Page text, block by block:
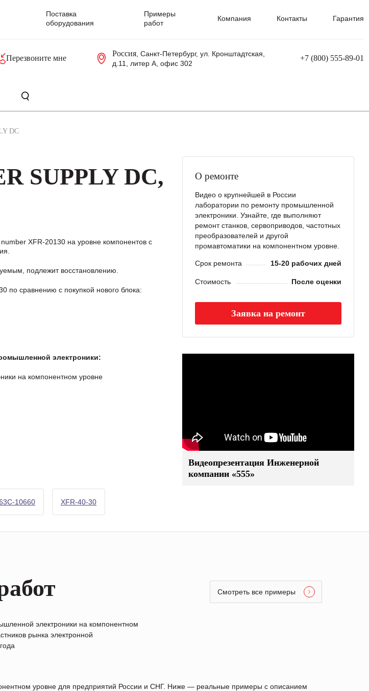
Поставка
оборудования
Примеры
работ
Компания Контакты Гарантия
Перезвоните мне
Россия, Санкт-Петербург, ул. Кронштадтская,
д.11, литер А, офис 302
+7 (800) 555-89-01
DC
SUPPLY DC,
XFR-20130 на уровне компонентов с
подлежит восстановлению.
по сравнению с покупкой нового блока:
электроники:
на компонентном уровне
10660 XFR-40-30
О ремонте
Видео о крупнейшей в России
лаборатории по ремонту промышленной
электроники. Узнайте, где выполняют
ремонт станков, сервоприводов, частотных
преобразователей и другой
промавтоматики на компонентном уровне.
Срок ремонта 15-20 рабочих дней
Стоимость После оценки
Заявка на ремонт
Видеопрезентация Инженерной
компании «555»
электроники на компонентном
рынка электронной
Смотреть все примеры
уровне для предприятий России и СНГ. Ниже — реальные примеры с описанием